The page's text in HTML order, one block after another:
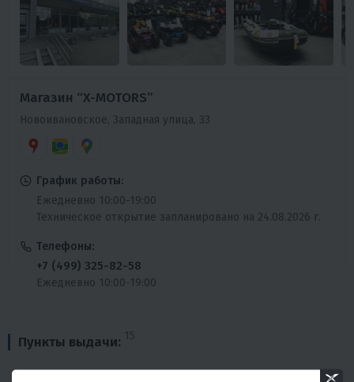
Магазин “X-MOTORS”
Новоивановское, Западная улица, 33
График работы:
Ежедневно 10:00-19:00
Техническое открытие запланировано на 24.08.2026 г.
Телефоны:
+7 (499) 325-82-58
Ежедневно 10:00-19:00
Пункты выдачи: 15